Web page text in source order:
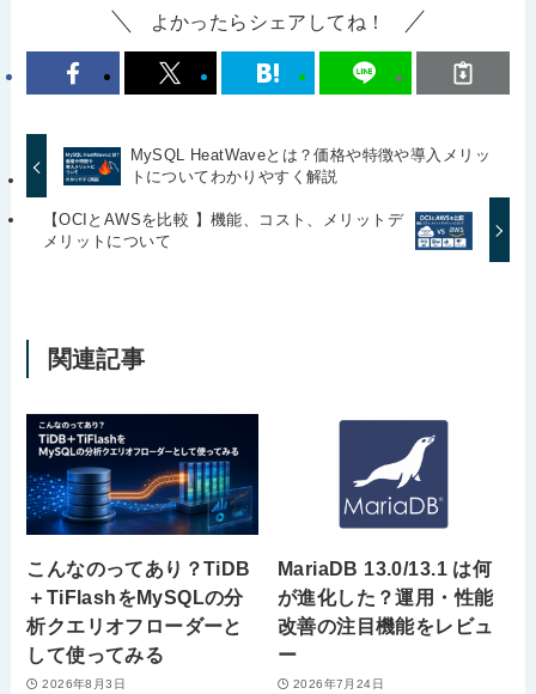
よかったらシェアしてね！
MySQL HeatWaveとは？価格や特徴や導入メリッ
トについてわかりやすく解説
【OCIとAWSを比較 】機能、コスト、メリットデ
メリットについて
関連記事
こんなのってあり？TiDB
＋TiFlashをMySQLの分
析クエリオフローダーと
して使ってみる
2026年8月3日
MariaDB 13.0/13.1 は何
が進化した？運用・性能
改善の注目機能をレビュ
ー
2026年7月24日